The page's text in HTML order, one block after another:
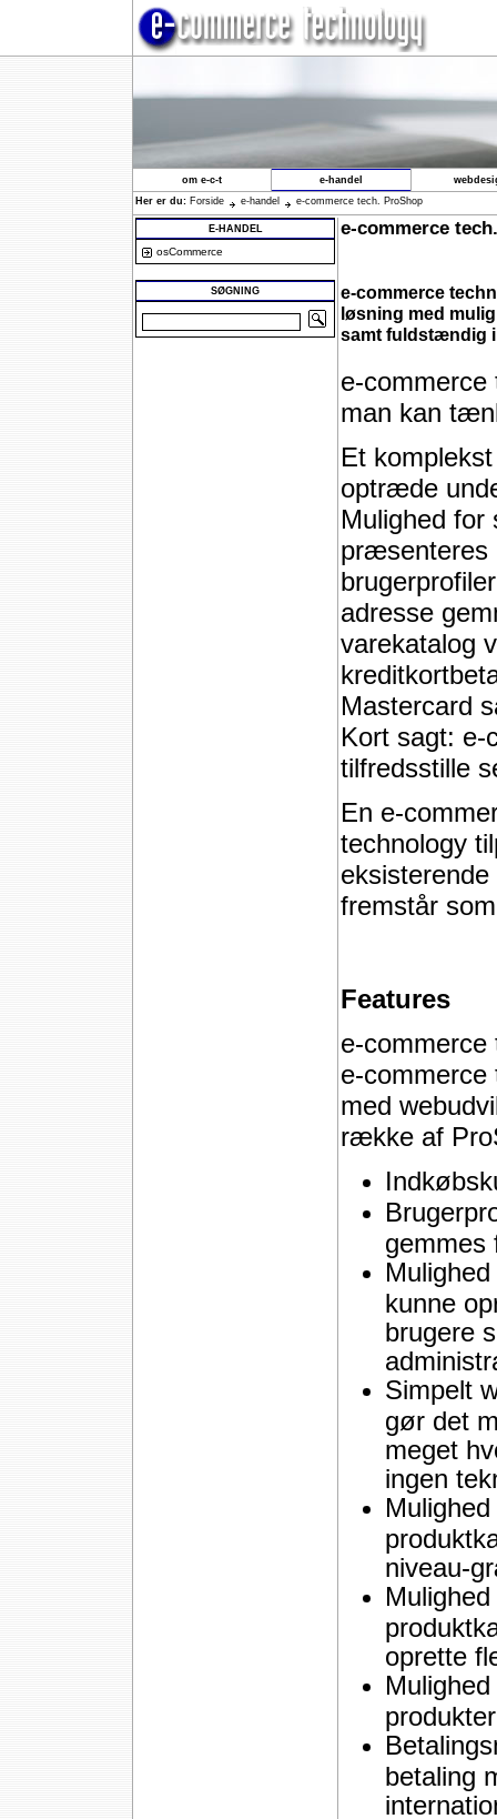
om e-c-t e-handel
Her er du: Forside e-handel e-commerce tech. ProShop
E-HANDEL
osCommerce
SØGNING
e-commerce
e-commerce
løsning med
samt fuldstændig
e-commerce
man kan
Et
optræde
Mulighed for
præsenteres
adresse
varekatalog
Mastercard
Kort sagt: e-
tilfredsstille
En e-
technology
fremstår
Features
e-commerce
e-commerce
med
række af
gemmes
kunne
brugere
Simpelt
gør det
meget
ingen
niveau-
oprette
betaling